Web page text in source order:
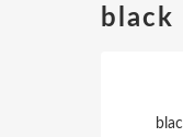
black